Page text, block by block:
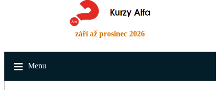
září až prosinec 2026
Menu